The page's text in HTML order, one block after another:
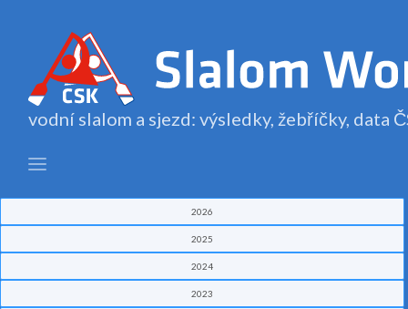
vodní slalom a sjezd: výsledky, žebříčky, data
2026
2025
2024
2023